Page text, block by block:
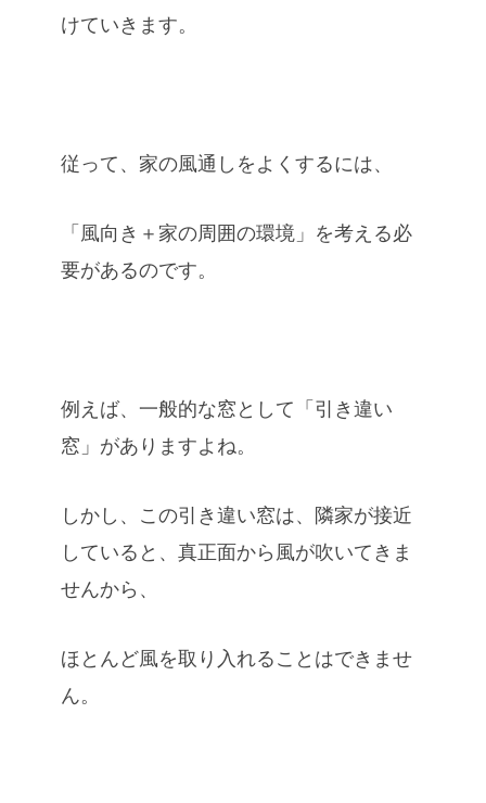
けていきます。
従って、家の風通しをよくするには、
「風向き＋家の周囲の環境」を考える必
要があるのです。
例えば、一般的な窓として「引き違い
窓」がありますよね。
しかし、この引き違い窓は、隣家が接近
していると、真正面から風が吹いてきま
せんから、
ほとんど風を取り入れることはできませ
ん。